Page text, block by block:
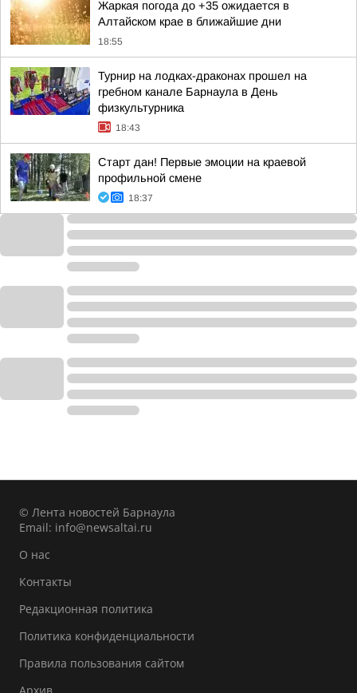
Жаркая погода до +35 ожидается в
Алтайском крае в ближайшие дни
18:55
Турнир на лодках-драконах прошел на
гребном канале Барнаула в День
физкультурника
18:43
Старт дан! Первые эмоции на краевой
профильной смене
18:37
© Лента новостей Барнаула
Email: info@newsaltai.ru
О нас
Контакты
Редакционная политика
Политика конфиденциальности
Правила пользования сайтом